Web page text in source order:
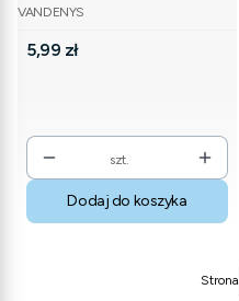
VANDENYS
Cena
5,99 zł
szt.
Dodaj do koszyka
Strona